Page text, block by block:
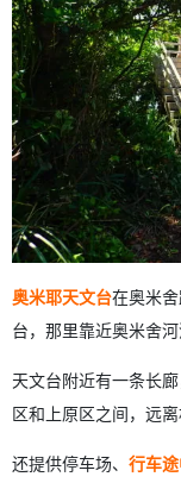
奥米耶天文台在奥米
台，那里靠近奥米舍
天文台附近有一条长
区和上原区之间，远
还提供停车场、 行车